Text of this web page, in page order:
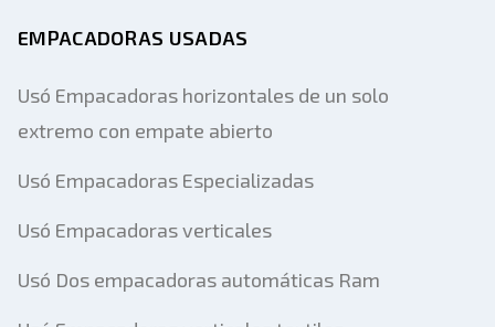
EMPACADORAS USADAS
Usó Empacadoras horizontales de un solo
extremo con empate abierto
Usó Empacadoras Especializadas
Usó Empacadoras verticales
Usó Dos empacadoras automáticas Ram